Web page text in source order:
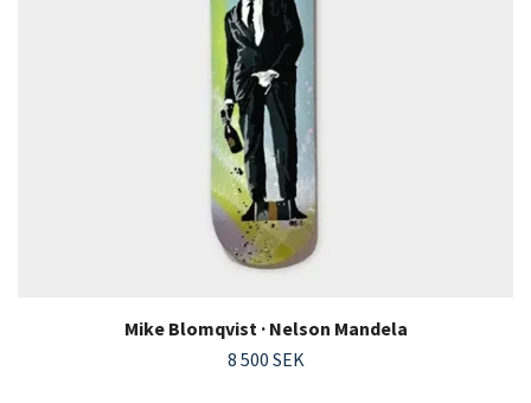
Mike Blomqvist · Nelson Mandela
8 500 SEK